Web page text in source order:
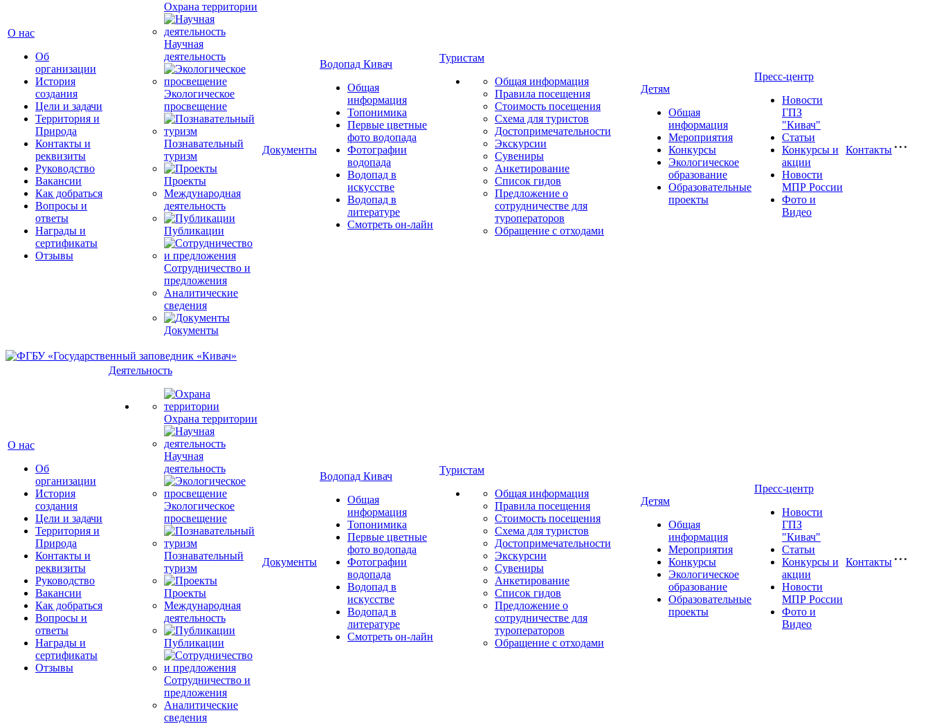
О нас
Об
организации
История
создания
Цели и задачи
Территория и
Природа
Контакты и
реквизиты
Руководство
Вакансии
Как добраться
Вопросы и
ответы
Награды и
сертификаты
Отзывы
Охрана территории
Научная
деятельность
Экологическое
просвещение
Познавательный
туризм
Проекты
Международная
деятельность
Публикации
Сотрудничество и
предложения
Аналитические
сведения
Документы
Документы
Водопад Кивач
Общая
информация
Топонимика
Первые цветные
фото водопада
Фотографии
водопада
Водопад в
искусстве
Водопад в
литературе
Смотреть он-лайн
Туристам
Общая информация
Правила посещения
Стоимость посещения
Схема для туристов
Достопримечательности
Экскурсии
Сувениры
Анкетирование
Список гидов
Предложение о
сотрудничестве для
туроператоров
Обращение с отходами
Детям
Общая
информация
Мероприятия
Конкурсы
Экологическое
образование
Образовательные
проекты
Пресс-центр
Новости
ГПЗ
"Кивач"
Статьи
Конкурсы и
акции
Новости
МПР России
Фото и
Видео
Контакты
О нас
Об
организации
История
создания
Цели и задачи
Территория и
Природа
Контакты и
реквизиты
Руководство
Вакансии
Как добраться
Вопросы и
ответы
Награды и
сертификаты
Отзывы
Деятельность
Охрана территории
Научная
деятельность
Экологическое
просвещение
Познавательный
туризм
Проекты
Международная
деятельность
Публикации
Сотрудничество и
предложения
Аналитические
сведения
Документы
Водопад Кивач
Общая
информация
Топонимика
Первые цветные
фото водопада
Фотографии
водопада
Водопад в
искусстве
Водопад в
литературе
Смотреть он-лайн
Туристам
Общая информация
Правила посещения
Стоимость посещения
Схема для туристов
Достопримечательности
Экскурсии
Сувениры
Анкетирование
Список гидов
Предложение о
сотрудничестве для
туроператоров
Обращение с отходами
Детям
Общая
информация
Мероприятия
Конкурсы
Экологическое
образование
Образовательные
проекты
Пресс-центр
Новости
ГПЗ
"Кивач"
Статьи
Конкурсы и
акции
Новости
МПР России
Фото и
Видео
Контакты